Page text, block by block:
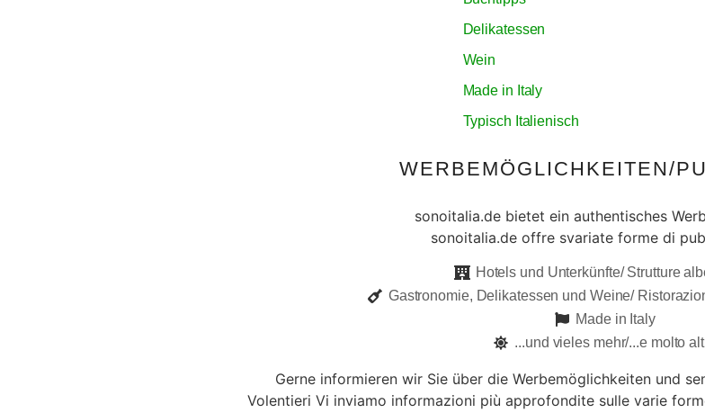
Delikatessen
Wein
Made in Italy
Typisch Italienisch
WERBEMÖGLICHKEITEN/
sonoitalia.de bietet ein authentisches
sonoitalia.de offre svariate forme di
Hotels und Unterkünfte/ Strutture
Gastronomie, Delikatessen und Weine/
Made in Italy
...und vieles mehr/...e molto
Gerne informieren wir Sie über die Werbemöglichkeiten und
Volentieri Vi inviamo informazioni più approfondite sulle varie